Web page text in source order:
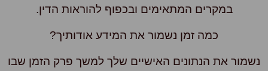
במקרים המתאימים ובכפוף להוראות הדין.
כמה זמן נשמור את המידע אודותיך?
את הנתונים האישיים שלך למשך פרק הזמן שבו